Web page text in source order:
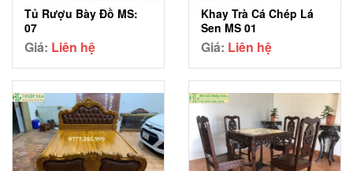
Tủ Rượu Bày Đồ MS:
07
Giá: Liên hệ
Khay Trà Cá Chép Lá
Sen MS 01
Giá: Liên hệ